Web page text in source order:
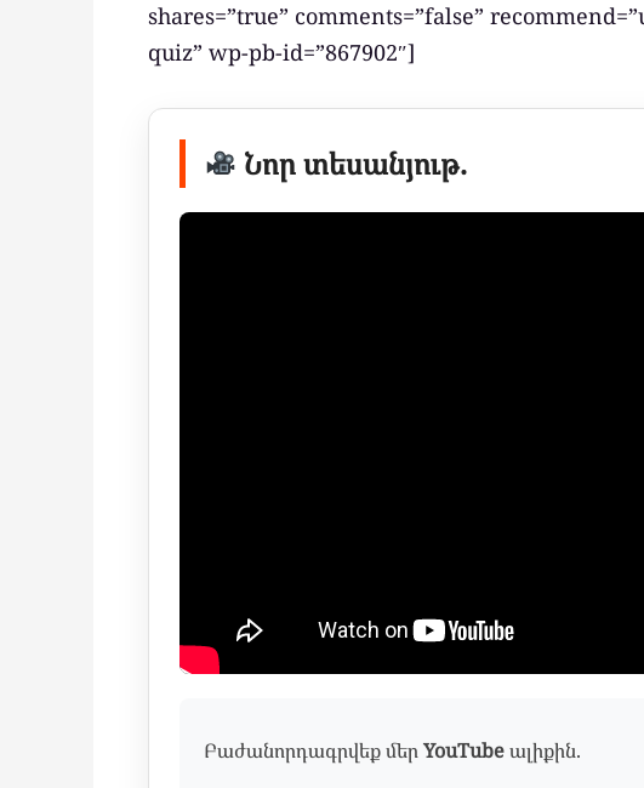
shares=”true” comments=”false”
quiz” wp-pb-id=”867902″]
Նոր տեսանյութ.
Բաժանորդագրվեք մերYouTubeալիքին.